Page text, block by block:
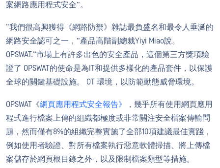
案網路應用程式安全”。
“我們很高興獲得《網路防禦》雜誌最負盛名和最令人垂涎的
網路安全認可之一，”產品高階副總裁Yiyi Miao說。
OPSWAT.“市場上有許多出色的安全產品，這個第三方獎項驗
證了 OPSWAT的使命是為IT和提供多樣化的產品套件，以保護
全球的關鍵基礎設施。 OT 環境，以防範動態威脅環境。
OPSWAT《網頁應用程式安全報告》
，幾乎所有使用網頁應用
程式進行檔案上傳的組織都極度或非常關注安全檔案傳輸問
題，然而僅有8%的組織完整實施了全部10項建議最佳實踐，
例如使用者驗證、對所有檔案執行惡意軟體掃描、將上傳檔
案儲存於網頁根目錄之外，以及限制檔案類型等措施。